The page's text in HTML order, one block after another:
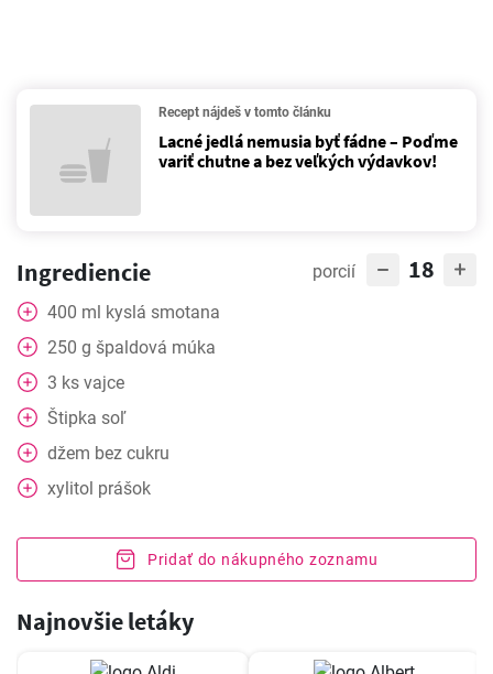
Recept nájdeš v tomto článku
Lacné jedlá nemusia byť fádne – Poďme
variť chutne a bez veľkých výdavkov!
Ingrediencie porcií 18
400 ml kyslá smotana
250 g špaldová múka
3 ks vajce
Štipka soľ
džem bez cukru
xylitol prášok
Pridať do nákupného zoznamu
Najnovšie letáky